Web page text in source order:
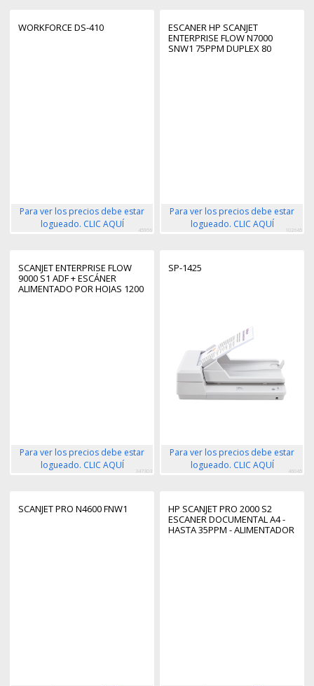
WORKFORCE DS-410
Para ver los precios debe estar
logueado. CLIC AQUÍ
45956
ESCANER HP SCANJET
ENTERPRISE FLOW N7000
SNW1 75PPM DUPLEX 80
Para ver los precios debe estar
logueado. CLIC AQUÍ
102645
SCANJET ENTERPRISE FLOW
9000 S1 ADF + ESCÁNER
ALIMENTADO POR HOJAS 1200
Para ver los precios debe estar
logueado. CLIC AQUÍ
347303
SP-1425
Para ver los precios debe estar
logueado. CLIC AQUÍ
46045
SCANJET PRO N4600 FNW1
HP SCANJET PRO 2000 S2
ESCANER DOCUMENTAL A4 -
HASTA 35PPM - ALIMENTADOR